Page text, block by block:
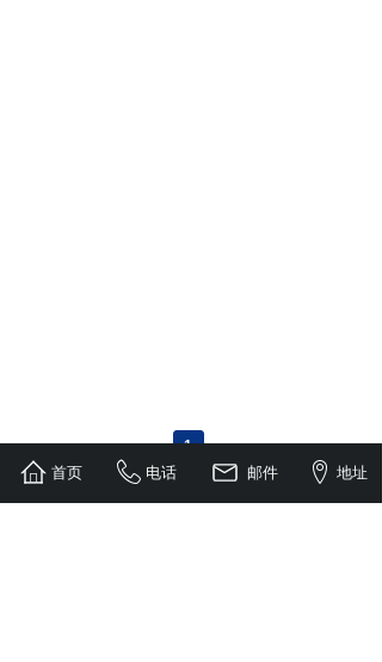
1
首页 电话 邮件 地址